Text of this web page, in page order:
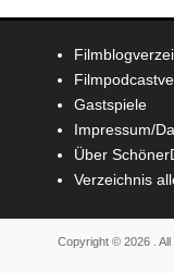
Gastspiele
Impressum/
Über
Verzeichnis
Copyright © 2026 .